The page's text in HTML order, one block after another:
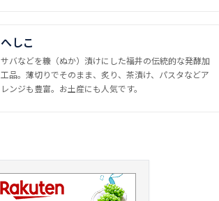
へしこ
サバなどを糠（ぬか）漬けにした福井の伝統的な発酵加
工品。薄切りでそのまま、炙り、茶漬け、パスタなどア
レンジも豊富。お土産にも人気です。